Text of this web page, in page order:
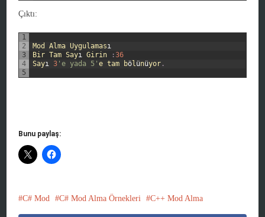
Çıktı:
1
2
3
4
5
Mod Alma Uygulaması
Bir Tam Sayı Girin :36
Sayı 3 'e yada 5'e tam bölünüyor .
Bunu paylaş:
C# Mod C# Mod Alma Örnekleri C++ Mod Alma